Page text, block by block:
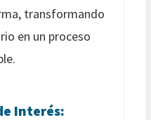
transformando
en un proceso
Interés: